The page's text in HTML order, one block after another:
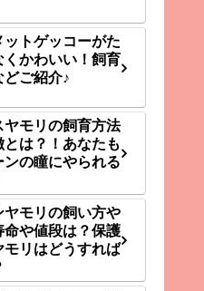
ットゲッコーがた
くかわいい！飼育
どご紹介♪
ヤモリの飼育方法
とは？！あなたも
ンの瞳にやられる
ヤモリの飼い方や
命や値段は？保護
モリはどうすれば